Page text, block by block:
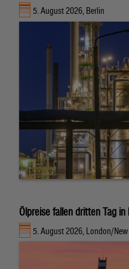
5. August 2026, Berlin
Ölpreise fallen dritten Tag in
5. August 2026, London/New